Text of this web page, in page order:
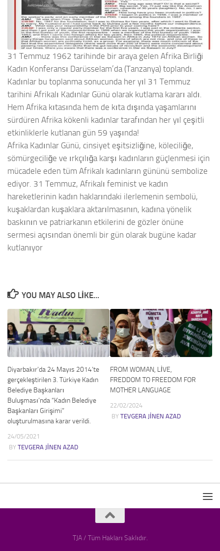
31 Temmuz 1962 tarihinde bir araya gelen Afrika Birliği
Kadın Konferansı Darüsselam’da (Tanzanya) toplandı.
Kadınlar bu toplanma sonucunda her yıl 31 Temmuz
tarihini Afrikalı Kadınlar Günü olarak kutlama kararı aldı.
Hem Afrika kıtasında hem de kıta dışında yaşamlarını
sürdüren Afrika kökenli kadınlar tarafından her yıl çeşitli
etkinliklerle kutlanan gün 59 yaşında!
Afrika Kadınlar Günü, cinsiyet eşitsizliğine, köleciliğe,
sömürgeciliğe ve ırkçılığa karşı kadınların güçlenmesi için
mücadele eden tüm Afrikalı kadınların gününü sembolize
ediyor. 31 Temmuz, Afrikalı feminist ve kadın
hareketlerinin kadın haklarındaki ilerlemenin sembolü,
kuşaklardan kuşaklara aktarılmasının, kadına yönelik
baskının ve patriarkanın etkilerini de gözler önüne
sermesi açısından önemli bir gün olarak bugüne kadar
kutlanıyor
YOU MAY ALSO LIKE...
Diyarbakır’da 24 Mayıs 2014’te
gerçekleştirilen 3. Türkiye Kadın
Belediye Başkanları
Buluşması’nda “Kadın Belediye
Başkanları Girişimi”
oluşturulmasına karar verildi.
24/05/2021
BY TEVGERA JINEN AZAD
FROM WOMAN, LİVE,
FREDDOM TO FREEDOM FOR
MOTHER LANGUAGE
22/02/2024
BY TEVGERA JINEN AZAD
TJA / Tüm Hakları Saklıdır.